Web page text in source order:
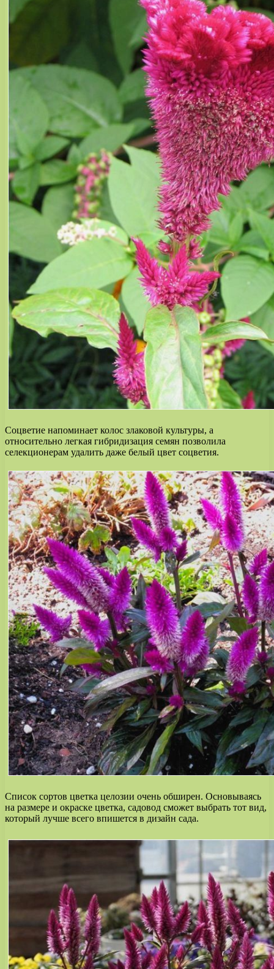
Соцветие напоминает колос злаковой культуры, а
относительно легкая гибридизация семян позволила
селекционерам удалить даже белый цвет соцветия.
Список сортов цветка целозии очень обширен. Основываясь
на размере и окраске цветка, садовод сможет выбрать тот вид,
который лучше всего впишется в дизайн сада.